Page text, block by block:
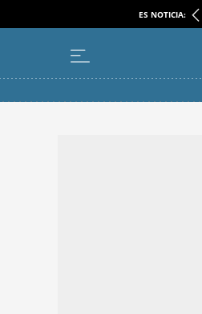
ES NOTICIA: